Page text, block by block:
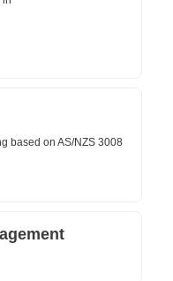
based on AS/NZS 3008